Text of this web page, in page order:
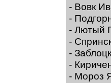
- Вовк
-
- Лютый
-
-
-
- Мороз